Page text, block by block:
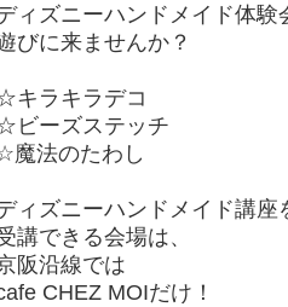
ィズニーハンドメイド体験
びに来ませんか？
キラキラデコ
ビーズステッチ
魔法のたわし
ィズニーハンドメイド講座
講できる会場は、
阪沿線では
CHEZ MOIだけ！